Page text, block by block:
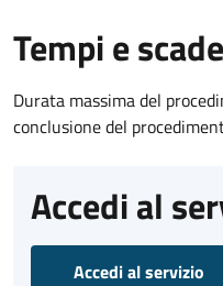
Tempi e
Durata massima del
conclusione del
Accedi al
Accedi al servizio